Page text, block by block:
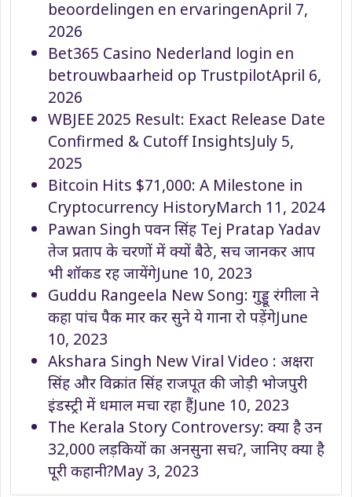
beoordelingen en ervaringenApril 7,
2026
Bet365 Casino Nederland login en
betrouwbaarheid op TrustpilotApril 6,
2026
WBJEE 2025 Result: Exact Release Date
Confirmed & Cutoff InsightsJuly 5,
2025
Bitcoin Hits $71,000: A Milestone in
Cryptocurrency HistoryMarch 11, 2024
Pawan Singh पवन सिंह Tej Pratap Yadav
तेज प्रताप के चरणों में क्यों बैठे, सच जानकर आप
भी शॉकड रह जायेंगेJune 10, 2023
Guddu Rangeela New Song: गुड्डू रंगीला ने
कहा पांच पैक मार कर सुने ये गाना रो पड़ेंगेJune
10, 2023
Akshara Singh New Viral Video : अक्षरा
सिंह और विक्रांत सिंह राजपूत की जोड़ी भोजपुरी
इंडस्ट्री में धमाल मचा रहा हैंJune 10, 2023
The Kerala Story Controversy: क्या है उन
32,000 लड़कियों का अनसुना सच?, जानिए क्या है
पूरी कहानी?May 3, 2023